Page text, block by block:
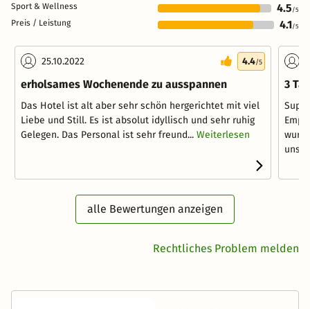
Sport & Wellness 4.5 /5
Preis / Leistung 4.1/5
25.10.2022 4.4/5
erholsames Wochenende zu ausspannen
Das Hotel ist alt aber sehr schön hergerichtet mit viel
Liebe und Still. Es ist absolut idyllisch und sehr ruhig
Gelegen. Das Personal ist sehr freund... Weiterlesen
3
unser
alle Bewertungen anzeigen
Rechtliches Problem melden